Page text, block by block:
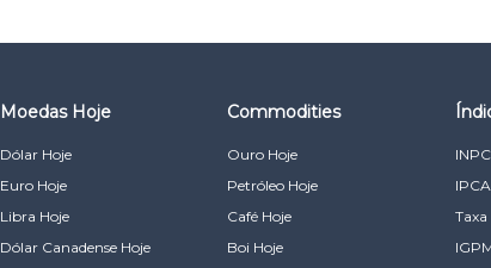
Moedas Hoje
Dólar Hoje
Euro Hoje
Libra Hoje
Dólar Canadense Hoje
Commodities
Ouro Hoje
Petróleo Hoje
Café Hoje
Boi Hoje
Taxa